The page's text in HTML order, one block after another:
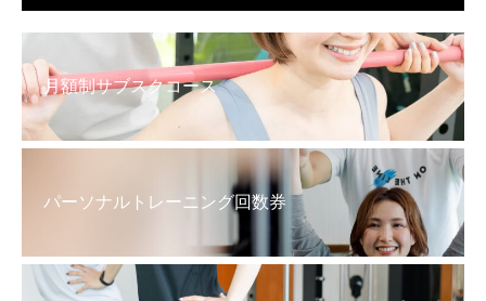
月額制サブスクコース
パーソナルトレーニング回数券